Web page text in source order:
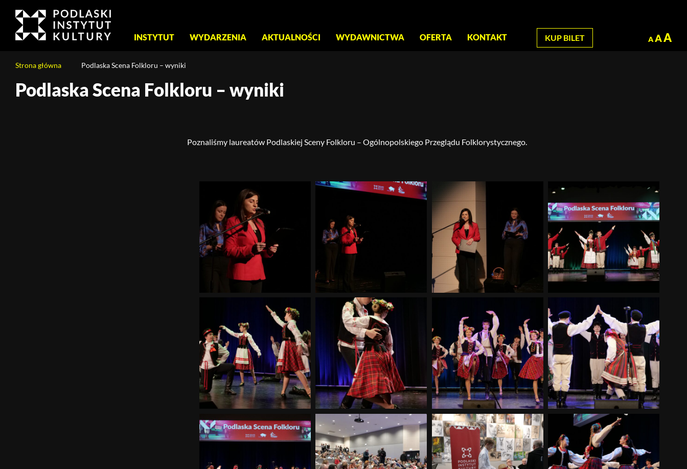
stronie:
Podlaska
główne
INSTYTUT WYDARZENIA AKTUALNOŚCI WYDAWNICTWA OFERTA KONTAKT KUP BILET A AA
Strona główna Podlaska Scena Folkloru – wyniki
Treść
stronyPodlaska Scena Folkloru – wyniki
Poznaliśmy laureatów Podlaskiej Sceny Folkloru – Ogólnopolskiego Przeglądu Folklorystycznego.